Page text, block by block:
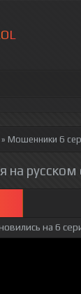
» Мошенники 6
на русском
на 6